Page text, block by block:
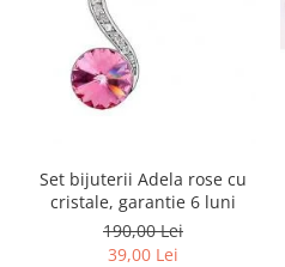
Set bijuterii Adela rose cu
cristale, garantie 6 luni
190,00 Lei
39,00 Lei